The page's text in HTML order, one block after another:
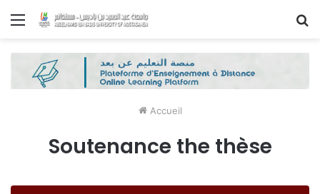
Menu
Accueil
Soutenance the thèse